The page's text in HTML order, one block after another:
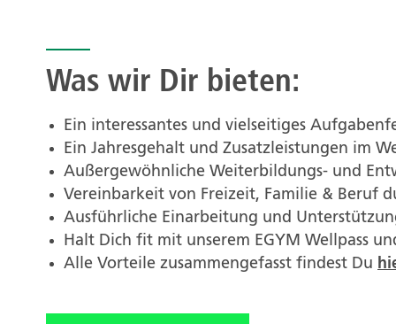
Was wir Dir bieten:
Ein interessantes und vielseitiges
Ein Jahresgehalt und Zusatzleistungen im
Außergewöhnliche Weiterbildungs- und
Vereinbarkeit von Freizeit, Familie & Beruf
Ausführliche Einarbeitung und
Halt Dich fit mit unserem EGYM Wellpass
Alle Vorteile zusammengefasst findest Du